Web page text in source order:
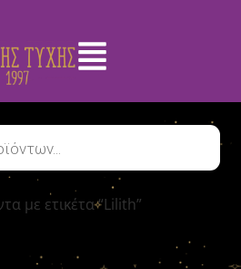
με ετικέτα “Lilith”